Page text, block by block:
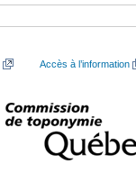
Accès à l’information